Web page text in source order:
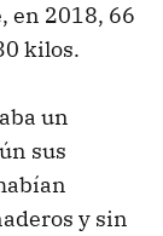
en 2018, 66
kilos.
un
sus
y sin